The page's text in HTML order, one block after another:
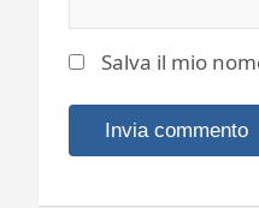
Salva il mio